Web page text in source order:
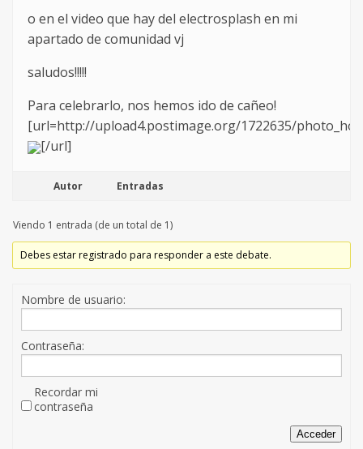
o en el video que hay del electrosplash en mi
apartado de comunidad vj
saludos!!!!!
Para celebrarlo, nos hemos ido de cañeo!
[url=http://upload4.postimage.org/1722635/
[/url]
Autor Entradas
Viendo 1 entrada (de un total de 1)
Debes estar registrado para responder a este debate.
Nombre de usuario:
Contraseña:
Recordar mi
contraseña
Acceder